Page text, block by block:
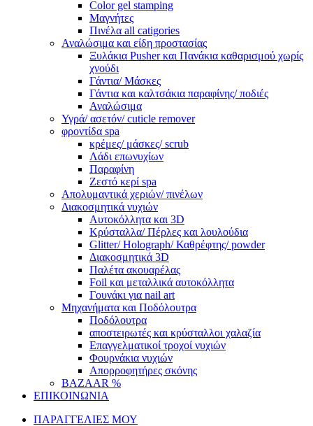
Color gel stamping
Μαγνήτες
Πινέλα all catigories
Αναλώσιμα και είδη προστασίας
Ξυλάκια Pusher και Πανάκια καθαρισμού χωρίς
χνούδι
Γάντια/ Μάσκες
Γάντια και καλτσάκια παραφίνης/ ποδιές
Αναλώσιμα
Υγρά/ ασετόν/ cuticle remover
φροντίδα spa
κρέμες/ μάσκες/ scrub
Λάδι επωνυχίων
Παραφίνη
Ζεστό κερί spa
Απολυμαντικά χεριών/ πινέλων
Διακοσμητικά νυχιών
Αυτοκόλλητα και 3D
Κρύσταλλα/ Πέρλες και λουλούδια
Glitter/ Holograph/ Καθρέφτης/ powder
Διακοσμητικά 3D
Παλέτα ακουαρέλας
Foil και μεταλλικά αυτοκόλλητα
Γουνάκι για nail art
Μηχανήματα και Ποδόλουτρα
Ποδόλουτρα
αποστειρωτές και κρύσταλλοι χαλαζία
Επαγγελματικοί τροχοί νυχιών
Φουρνάκια νυχιών
Απορροφητήρες σκόνης
BAZAAR %
ΕΠΙΚΟΙΝΩΝΙΑ
ΠΑΡΑΓΓΕΛΙΕΣ ΜΟΥ